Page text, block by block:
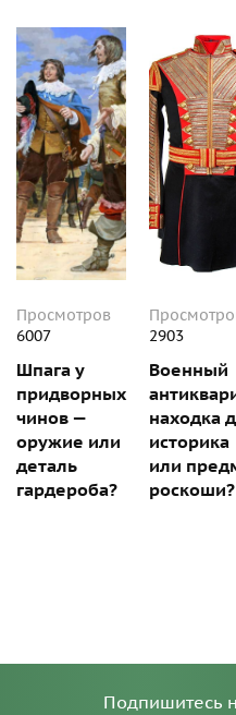
Просмотров
6007
Шпага у
придворных
чинов —
оружие или
деталь
гардероба?
2903
Военный
находка
историка
или
роскоши?
Подпишитесь